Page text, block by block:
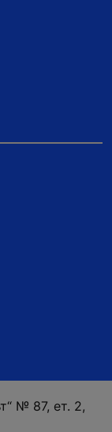
№ 87, ет. 2,